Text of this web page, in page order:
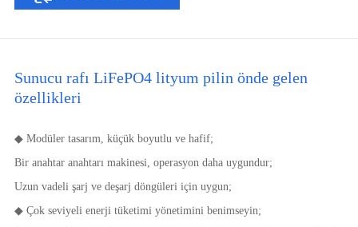
Sunucu rafı LiFePO4 lityum pilin önde gelen
özellikleri
◆ Modüler tasarım, küçük boyutlu ve hafif;
Bir anahtar anahtarı makinesi, operasyon daha uygundur;
Uzun vadeli şarj ve deşarj döngüleri için uygun;
◆ Çok seviyeli enerji tüketimi yönetimini benimseyin;